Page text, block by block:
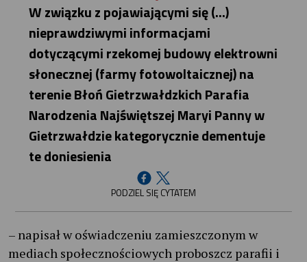
W związku z pojawiającymi się (...)
nieprawdziwymi informacjami
dotyczącymi rzekomej budowy elektrowni
słonecznej (farmy fotowoltaicznej) na
terenie Błoń Gietrzwałdzkich Parafia
Narodzenia Najświętszej Maryi Panny w
Gietrzwałdzie kategorycznie dementuje
te doniesienia
PODZIEL SIĘ CYTATEM
– napisał w oświadczeniu zamieszczonym w
mediach społecznościowych proboszcz parafii i